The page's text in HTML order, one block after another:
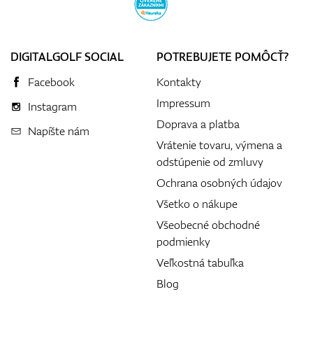
DIGITALGOLF SOCIAL
Facebook
Instagram
Napíšte nám
POTREBUJETE POMÔCŤ?
Kontakty
Impressum
Doprava a platba
Vrátenie tovaru, výmena a
odstúpenie od zmluvy
Ochrana osobných údajov
Všetko o nákupe
Všeobecné obchodné
podmienky
Veľkostná tabuľka
Blog